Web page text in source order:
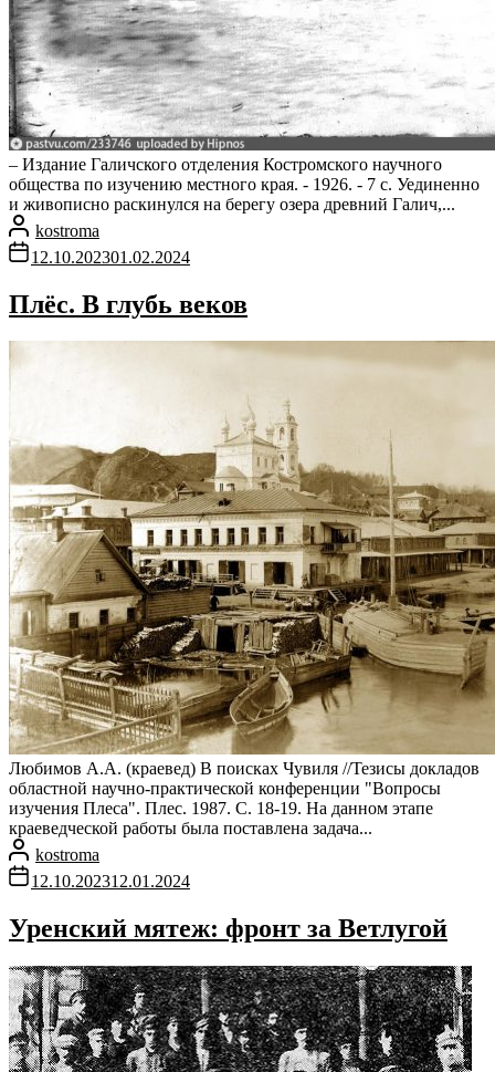
– Издание Галичского отделения Костромского научного
общества по изучению местного края. - 1926. - 7 с. Уединенно
и живописно раскинулся на берегу озера древний Галич,...
kostroma
12.10.202301.02.2024
Плёс. В глубь веков
Любимов А.А. (краевед) В поисках Чувиля //Тезисы докладов
областной научно-практической конференции "Вопросы
изучения Плеса". Плес. 1987. С. 18-19. На данном этапе
краеведческой работы была поставлена задача...
kostroma
12.10.202312.01.2024
Уренский мятеж: фронт за Ветлугой